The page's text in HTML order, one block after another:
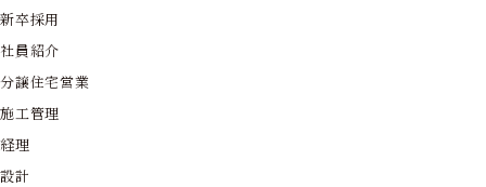
新卒採用
社員紹介
分譲住宅営業
施工管理
経理
設計